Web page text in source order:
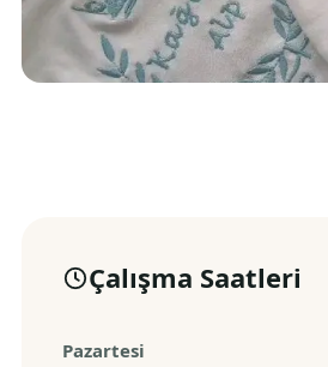
Çalışma Saatleri
Pazartesi